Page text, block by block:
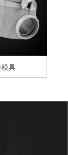
具